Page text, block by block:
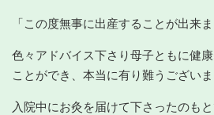
「この度無事に出産することが出来ま
色々アドバイス下さり母子ともに健
ことができ、本当に有り難うございま
入院中にお灸を届けて下さったのも